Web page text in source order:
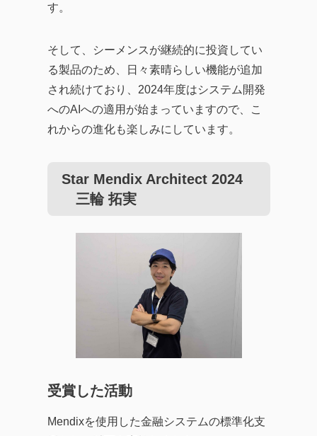
す。
そして、シーメンスが継続的に投資してい
る製品のため、日々素晴らしい機能が追加
され続けており、2024年度はシステム開発
へのAIへの適用が始まっていますので、こ
れからの進化も楽しみにしています。
Star Mendix Architect 2024
三輪 拓実
受賞した活動
Mendixを使用した金融システムの標準化支